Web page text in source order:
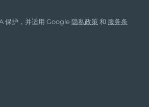
保护，并适用 Google隐私政策 和 服务条